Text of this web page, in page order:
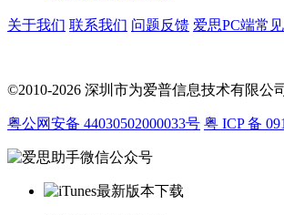
关于我们 联系我们 问题反馈 爱思PC端常
©2010-2026 深圳市为爱普信息技术有限公司
粤公网安备 44030502000033号 粤 ICP 备